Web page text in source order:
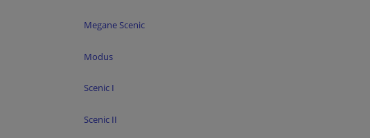
Megane Scenic
Modus
Scenic I
Scenic II